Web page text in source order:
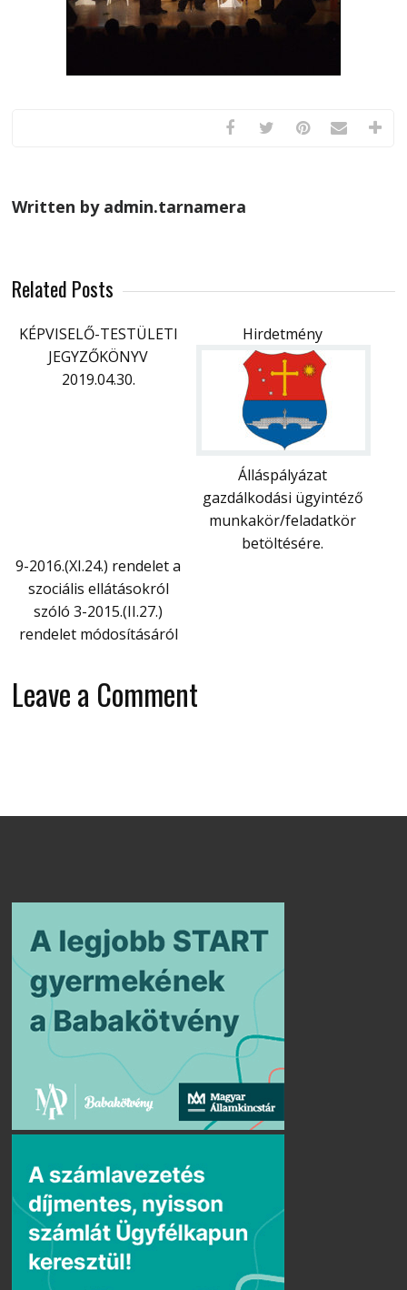
Written by admin.tarnamera
Related Posts
KÉPVISELŐ-TESTÜLETI
JEGYZŐKÖNYV
2019.04.30.
Hirdetmény
Álláspályázat
gazdálkodási ügyintéző
munkakör/feladatkör
betöltésére.
9-2016.(XI.24.) rendelet a
szociális ellátásokról
szóló 3-2015.(II.27.)
rendelet módosításáról
Leave a Comment